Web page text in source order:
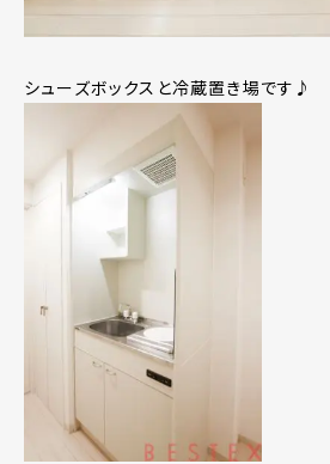
シューズボックスと冷蔵置き場です♪